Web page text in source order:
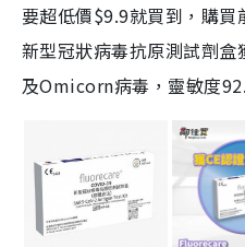
要超低價$9.9就買到，購
新型冠狀病毒抗原測試劑
及Omicorn病毒，靈敏度